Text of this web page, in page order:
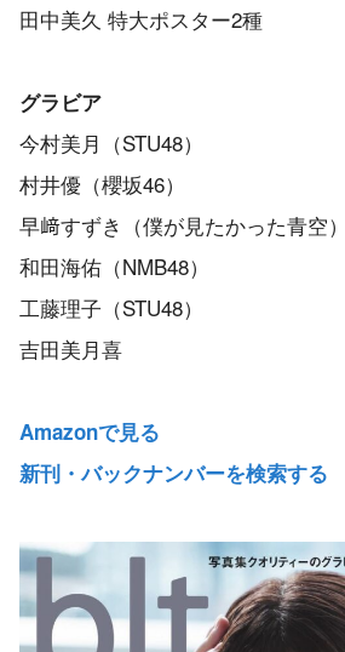
田中美久 特大ポスター2種
グラビア
今村美月（STU48）
村井優（櫻坂46）
早﨑すずき（僕が見たかった青空）
和田海佑（NMB48）
工藤理子（STU48）
吉田美月喜
Amazonで見る
新刊・バックナンバーを検索する